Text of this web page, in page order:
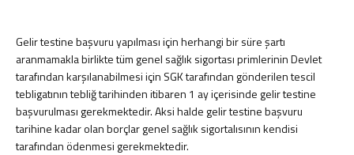
Gelir testine başvuru yapılması için herhangi bir süre şartı
aranmamakla birlikte tüm genel sağlık sigortası primlerinin Devlet
tarafından karşılanabilmesi için SGK tarafından gönderilen tescil
tebligatının tebliğ tarihinden itibaren 1 ay içerisinde gelir testine
başvurulması gerekmektedir. Aksi halde gelir testine başvuru
tarihine kadar olan borçlar genel sağlık sigortalısının kendisi
tarafından ödenmesi gerekmektedir.